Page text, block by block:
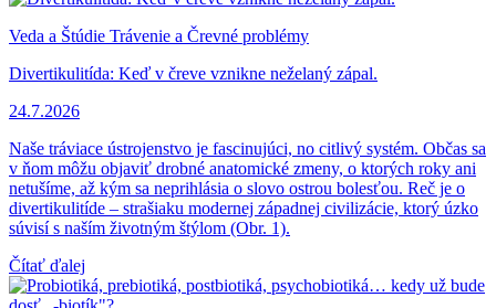
Veda a Štúdie Trávenie a Črevné problémy
Divertikulitída: Keď v čreve vznikne neželaný zápal.
24.7.2026
Naše tráviace ústrojenstvo je fascinujúci, no citlivý systém. Občas sa
v ňom môžu objaviť drobné anatomické zmeny, o ktorých roky ani
netušíme, až kým sa neprihlásia o slovo ostrou bolesťou. Reč je o
divertikulitíde – strašiaku modernej západnej civilizácie, ktorý úzko
súvisí s naším životným štýlom (Obr. 1).
Čítať ďalej